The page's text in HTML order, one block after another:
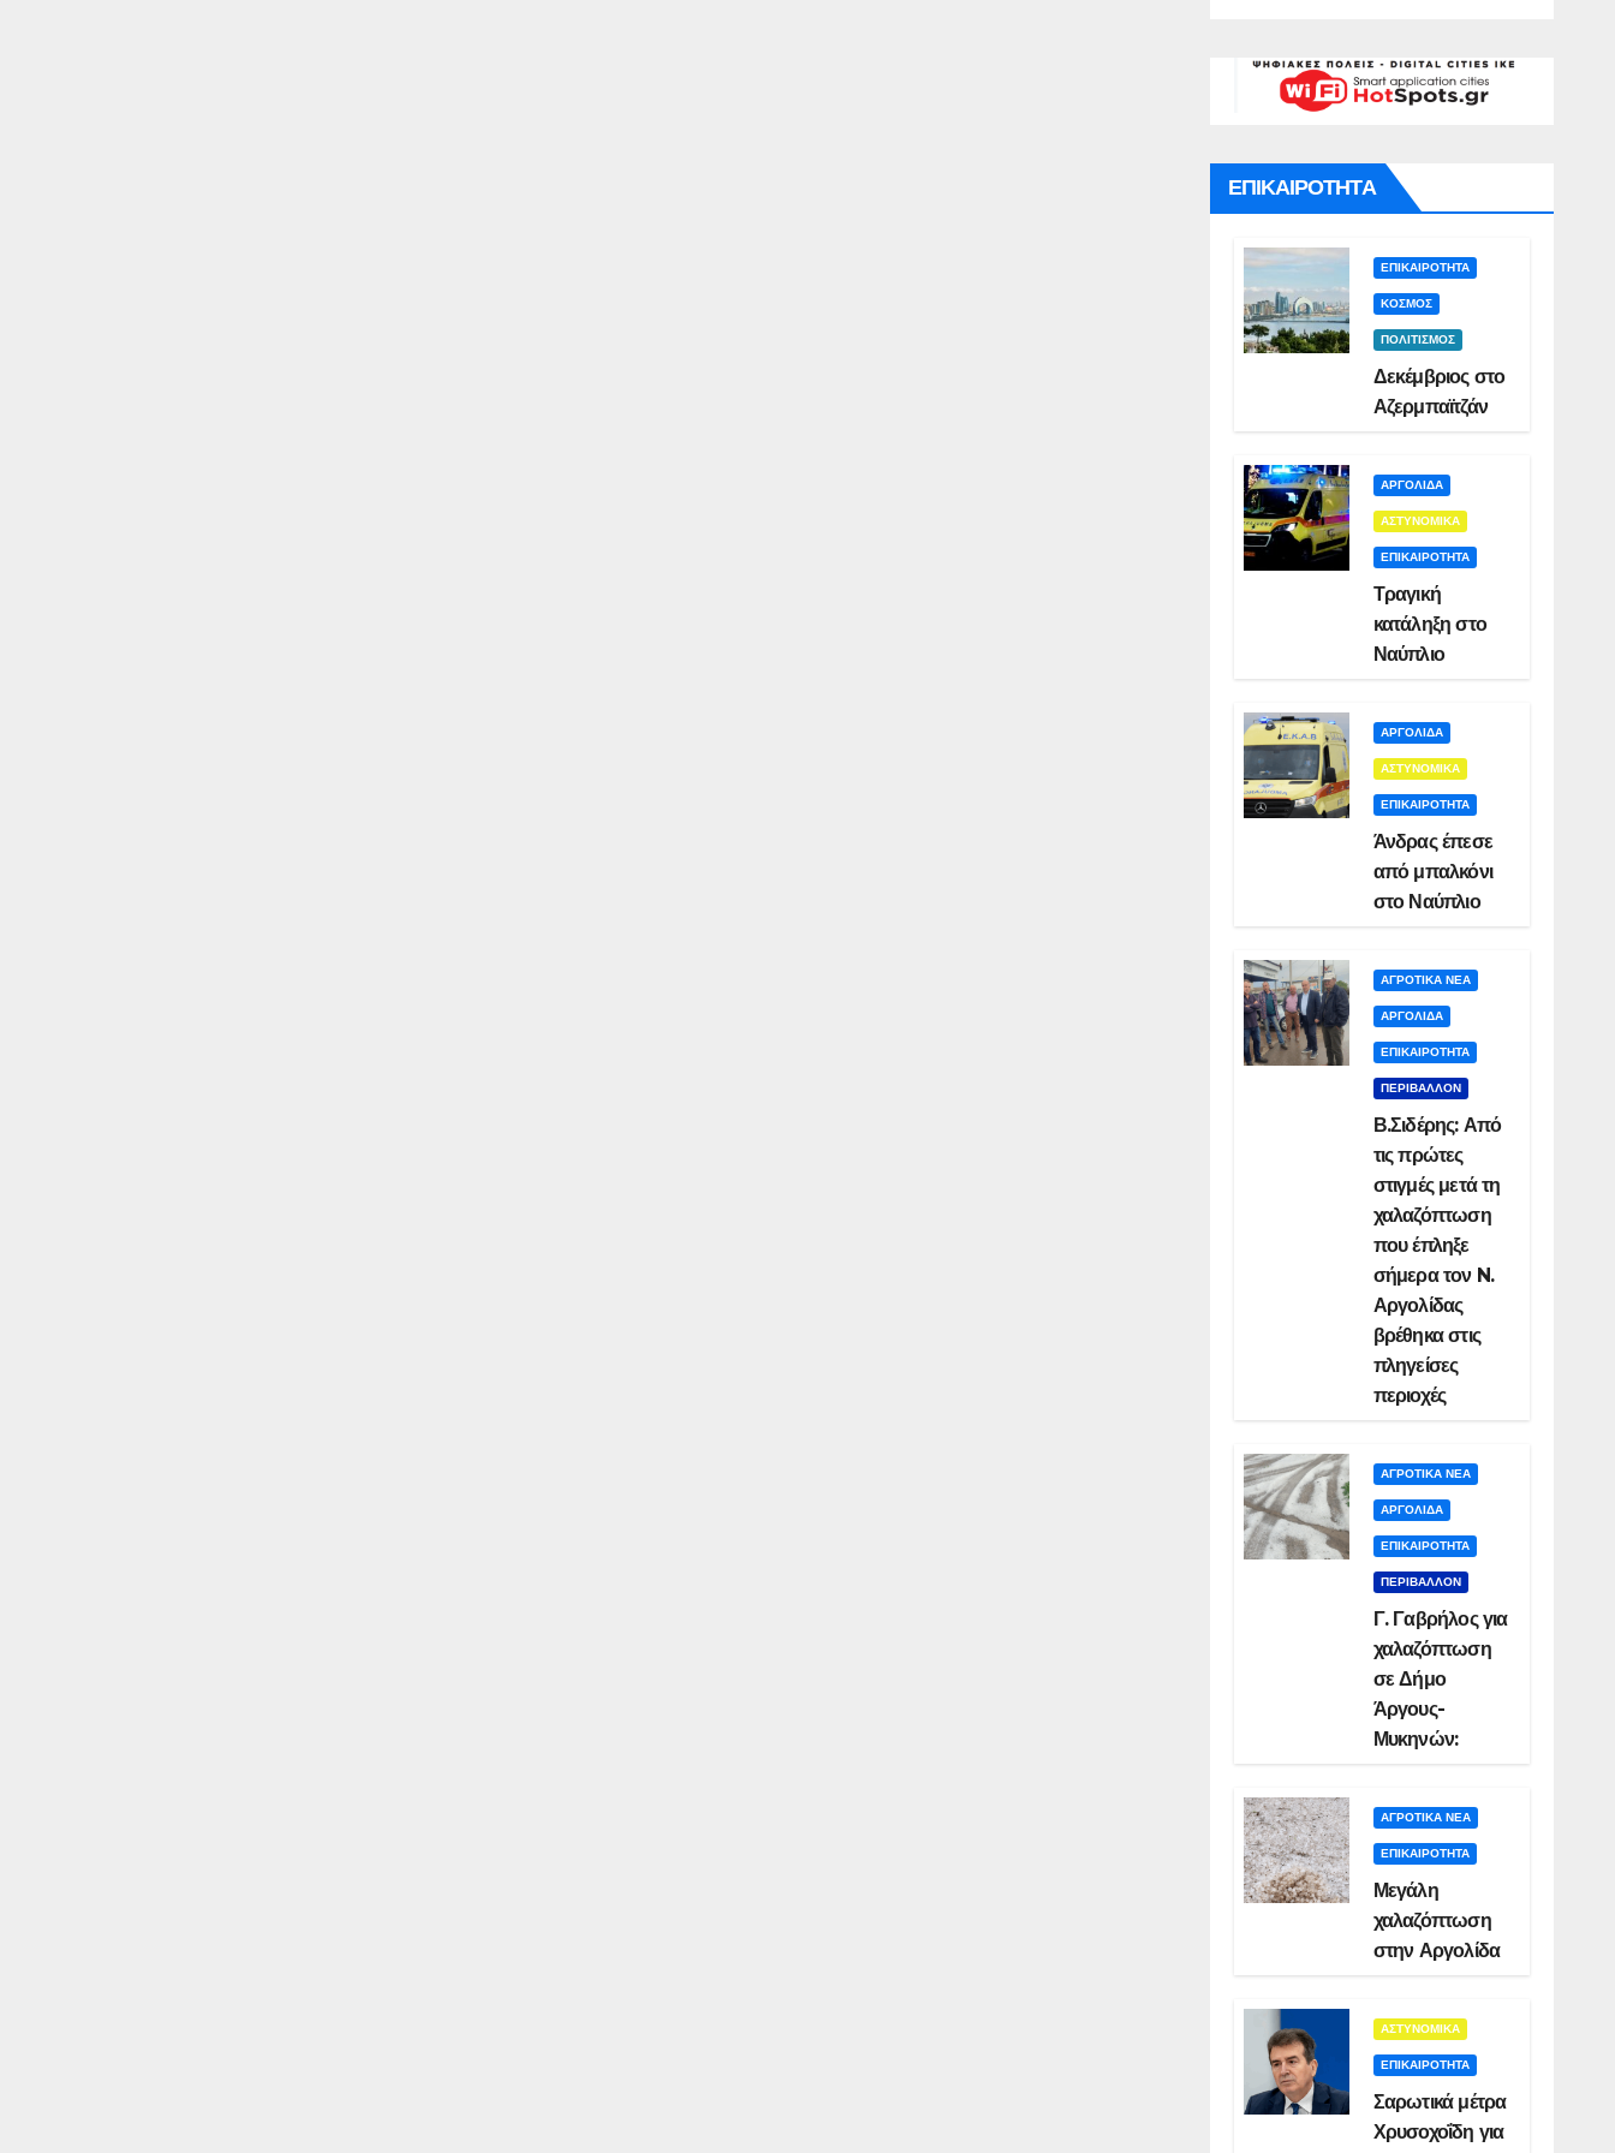
ΕΠΙΚΑΙΡΟΤΗΤΑ
ΕΠΙΚΑΙΡΟΤΗΤΑ
ΚΟΣΜΟΣ
ΠΟΛΙΤΙΣΜΟΣ
Δεκέμβριος στο
Αζερμπαϊτζάν
ΑΡΓΟΛΙΔΑ
ΑΣΤΥΝΟΜΙΚΑ
ΕΠΙΚΑΙΡΟΤΗΤΑ
Τραγική
κατάληξη στο
Ναύπλιο
ΑΡΓΟΛΙΔΑ
ΑΣΤΥΝΟΜΙΚΑ
ΕΠΙΚΑΙΡΟΤΗΤΑ
Άνδρας έπεσε
από μπαλκόνι
στο Ναύπλιο
ΑΓΡΟΤΙΚΑ ΝΕΑ
ΑΡΓΟΛΙΔΑ
ΕΠΙΚΑΙΡΟΤΗΤΑ
ΠΕΡΙΒΑΛΛΟΝ
Β.Σιδέρης: Από
τις πρώτες
στιγμές μετά τη
χαλαζόπτωση
που έπληξε
σήμερα τον N.
Αργολίδας
βρέθηκα στις
πληγείσες
περιοχές
ΑΓΡΟΤΙΚΑ ΝΕΑ
ΑΡΓΟΛΙΔΑ
ΕΠΙΚΑΙΡΟΤΗΤΑ
ΠΕΡΙΒΑΛΛΟΝ
Γ. Γαβρήλος για
χαλαζόπτωση
σε Δήμο
Άργους-
Μυκηνών:
ΑΓΡΟΤΙΚΑ ΝΕΑ
ΕΠΙΚΑΙΡΟΤΗΤΑ
Μεγάλη
χαλαζόπτωση
στην Αργολίδα
ΑΣΤΥΝΟΜΙΚΑ
ΕΠΙΚΑΙΡΟΤΗΤΑ
Σαρωτικά μέτρα
Χρυσοχοΐδη για